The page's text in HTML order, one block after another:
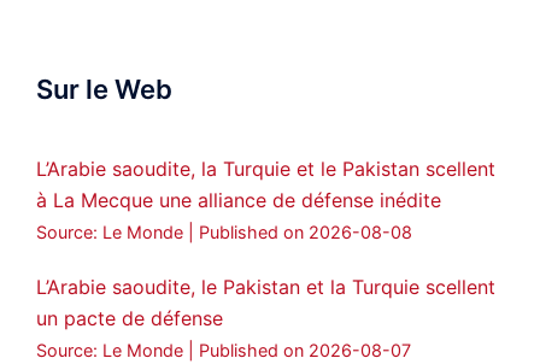
ܟܫܝܪܘܬܐ ܒܘܠܝܬܐ ܚܘܪܐ ܐܒܓܪ
Amitiés kurdes de Bretagne a retweeté
MedyaNews @medyanews_ · 24 Jan 2025
statement on Abdullah Öcalan meeting
#AbdullahÖcalan #PeaceProcess
Sur le Web
L’Arabie saoudite, la Turquie et le Pakistan scellent
à La Mecque une alliance de défense inédite
Source: Le Monde Published on 2026-08-08
L’Arabie saoudite, le Pakistan et la Turquie scellent
un pacte de défense
Source: Le Monde Published on 2026-08-07